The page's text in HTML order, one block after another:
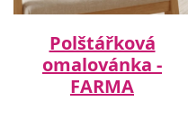
Polštářková
omalovánka -
FARMA